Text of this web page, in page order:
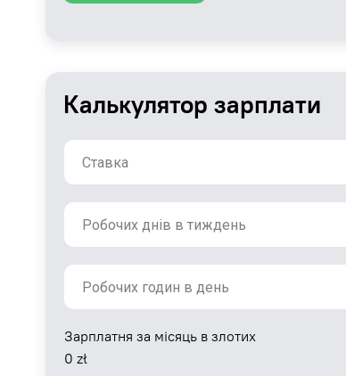
Зарплатня за місяць в злотих
0 zł
Калькулятор зарплати